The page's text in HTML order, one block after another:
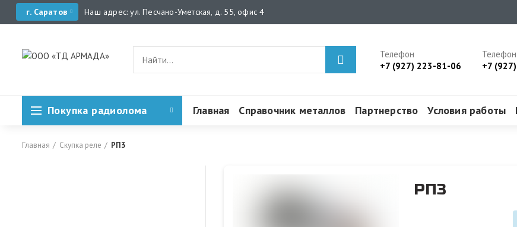
г. Саратов Наш адрес: ул. Песчано-Уметская, д. 55, офис 4
Телефон
+7 (927) 223-81-06
Телефон
+7
Покупка радиолома Главная Справочник металлов Партнерство Условия работы
Главная Скупка реле РП3
РП3